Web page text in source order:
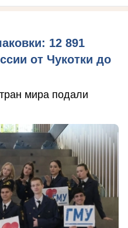
12 891
от Чукотки до
мира подали